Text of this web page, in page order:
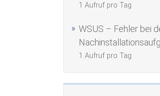
1 Aufruf pro Tag
WSUS – Fehler bei
1 Aufruf pro Tag